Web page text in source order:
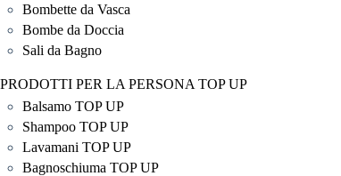
Bombette da Vasca
Bombe da Doccia
Sali da Bagno
PRODOTTI PER LA PERSONA TOP UP
Balsamo TOP UP
Shampoo TOP UP
Lavamani TOP UP
Bagnoschiuma TOP UP